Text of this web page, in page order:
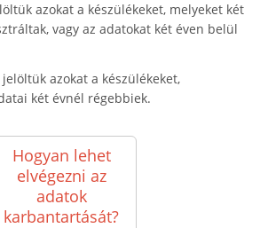
azokat a készülékeket, melyeket két
vagy az adatokat két éven belül
jelöltük azokat a készülékeket,
két évnél régebbiek.
Hogyan lehet
elvégezni az
adatok
karbantartását?